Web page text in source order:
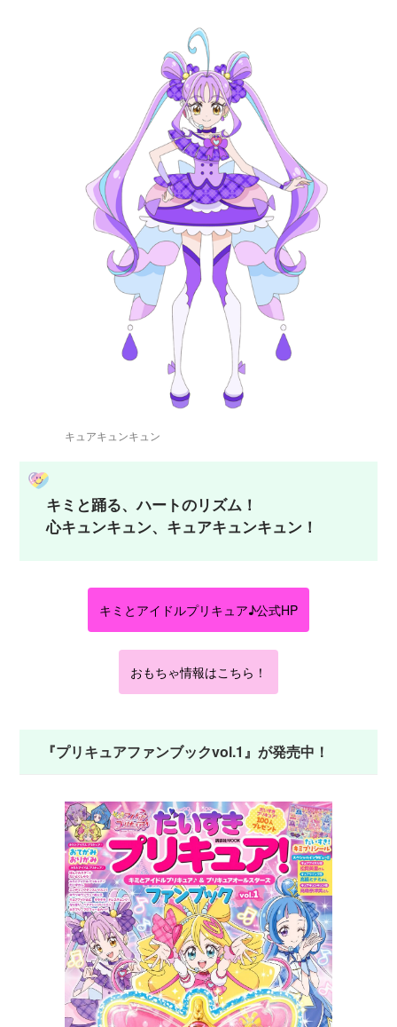
キュアキュンキュン
キミと踊る、ハートのリズム！
心キュンキュン、キュアキュンキュン！
キミとアイドルプリキュア♪公式HP
おもちゃ情報はこちら！
『プリキュアファンブックvol.1』が発売中！